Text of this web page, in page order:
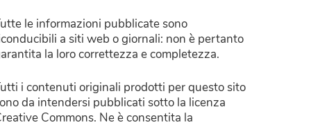
le informazioni pubblicate sono
a siti web o giornali: non è pertanto
la loro correttezza e completezza.
i contenuti originali prodotti per questo sito
da intendersi pubblicati sotto la licenza
Commons. Ne è consentita la